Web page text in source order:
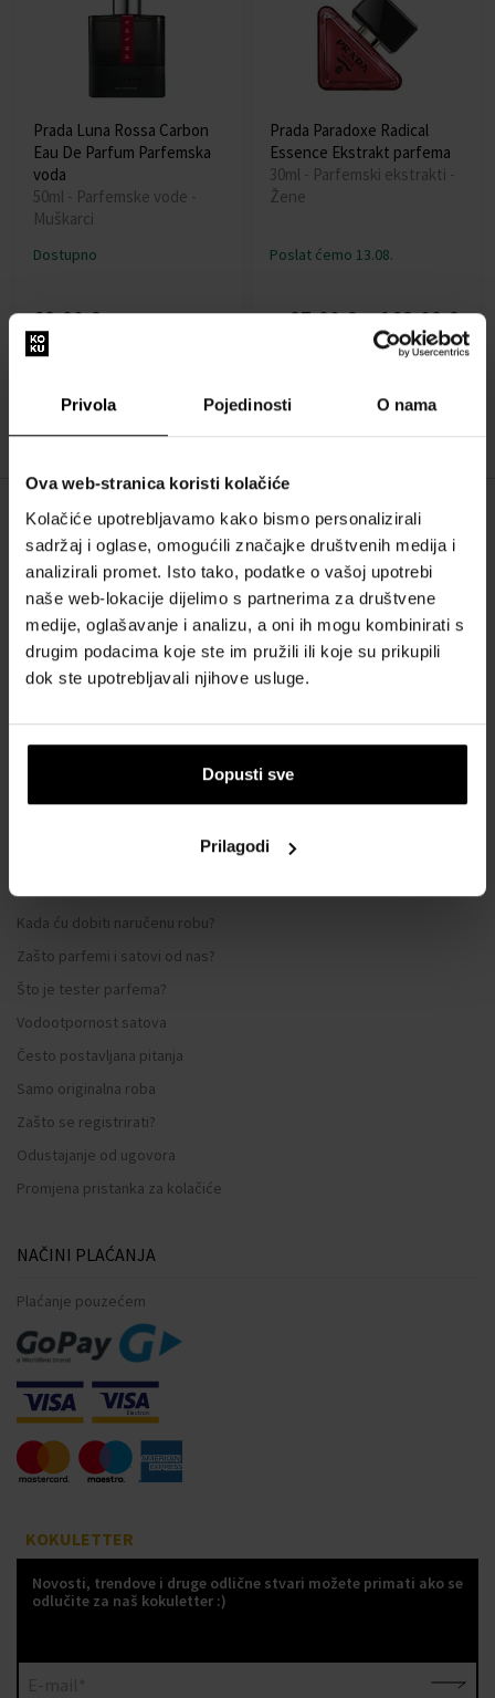
Privola Pojedinosti O nama
Ova web-stranica koristi kolačiće
Kolačiće upotrebljavamo kako bismo personalizirali
sadržaj i oglase, omogućili značajke društvenih medija i
analizirali promet. Isto tako, podatke o vašoj upotrebi
naše web-lokacije dijelimo s partnerima za društvene
medije, oglašavanje i analizu, a oni ih mogu kombinirati s
drugim podacima koje ste im pružili ili koje su prikupili
dok ste upotrebljavali njihove usluge.
Dopusti sve
Prilagodi
Prada Luna Rossa Carbon
Eau De Parfum Parfemska
voda
50ml - Parfemske vode -
Muškarci
Dostupno
68,00 €
Prada Paradoxe Radical
Essence Ekstrakt parfema
30ml - Parfemski ekstrakti -
Žene
Poslat ćemo 13.08.
87,00 € 168,00 €
:
1
O NAMA
O nama
OBRAZAC ZA KONTAKT
Kontakt
Kada ću dobiti naručenu robu?
Zašto parfemi i satovi od nas?
Što je tester parfema?
Vodootpornost satova
Često postavljana pitanja
Samo originalna roba
Zašto se registrirati?
Odustajanje od ugovora
Promjena pristanka za kolačiće
NAČINI PLAĆANJA
Plaćanje pouzećem
KOKULETTER
Novosti, trendove i druge odlične stvari možete primati ako se
odlučite za naš kokuletter :)